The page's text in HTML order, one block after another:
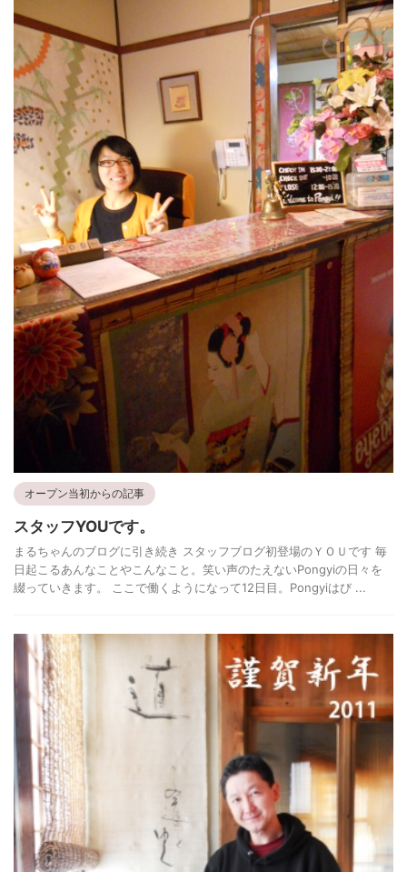
オープン当初からの記事
スタッフYOUです。
まるちゃんのブログに引き続き スタッフブログ初登場のＹＯＵです 毎
日起こるあんなことやこんなこと。笑い声のたえないPongyiの日々を
綴っていきます。 ここで働くようになって12日目。Pongyiはび ...